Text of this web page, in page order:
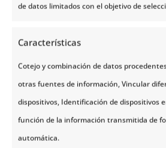
de datos limitados con el objetivo de
Características
Cotejo y combinación de datos
otras fuentes de información, Vincular
dispositivos, Identificación de dispositivos
función de la información transmitida de
automática.
Notas
Suplemento Actividades